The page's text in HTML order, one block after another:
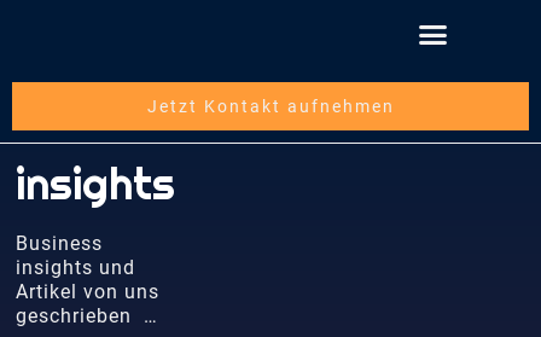
Jetzt Kontakt aufnehmen
insights
Business
insights und
Artikel von uns
geschrieben …